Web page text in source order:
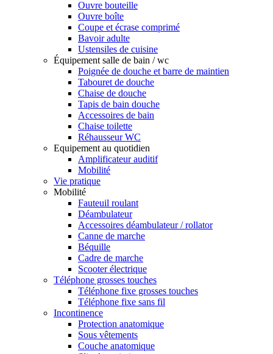
Ouvre bouteille
Ouvre boîte
Coupe et écrase comprimé
Bavoir adulte
Ustensiles de cuisine
Équipement salle de bain / wc
Poignée de douche et barre de maintien
Tabouret de douche
Chaise de douche
Tapis de bain douche
Accessoires de bain
Chaise toilette
Réhausseur WC
Equipement au quotidien
Amplificateur auditif
Mobilité
Vie pratique
Mobilité
Fauteuil roulant
Déambulateur
Accessoires déambulateur / rollator
Canne de marche
Béquille
Cadre de marche
Scooter électrique
Téléphone grosses touches
Téléphone fixe grosses touches
Téléphone fixe sans fil
Incontinence
Protection anatomique
Sous vêtements
Couche anatomique